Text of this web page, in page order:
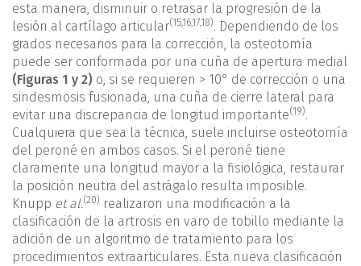
esta manera, disminuir o retrasar la progresión de la
lesión al cartílago articular(15,16,17,18). Dependiendo de los
grados necesarios para la corrección, la osteotomía
puede ser conformada por una cuña de apertura medial
(Figuras 1 y 2) o, si se requieren > 10° de corrección o una
sindesmosis fusionada, una cuña de cierre lateral para
evitar una discrepancia de longitud importante(19).
Cualquiera que sea la técnica, suele incluirse osteotomía
del peroné en ambos casos. Si el peroné tiene
claramente una longitud mayor a la fisiológica, restaurar
la posición neutra del astrágalo resulta imposible.
Knupp et al.(20) realizaron una modificación a la
clasificación de la artrosis en varo de tobillo mediante la
adición de un algoritmo de tratamiento para los
procedimientos extraarticulares. Esta nueva clasificación